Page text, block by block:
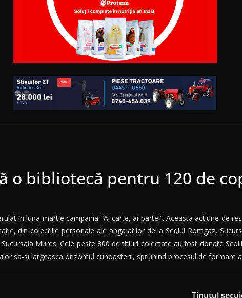
o bibliotecă pentru 120 de
in luna martie campania “Ai carte, ai parte!”. Aceasta actiune de
din colectiile personale ale angajatilor de la Sediul Romgaz,
Mures. Cele peste 800 de titluri colectate au fost donate
sa-si largeasca orizontul cunoasterii, sprijinind procesul de formare
Ținutul